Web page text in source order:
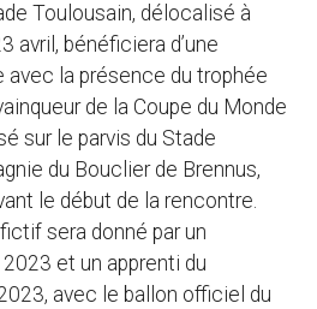
Toulousain, délocalisé à
avril, bénéficiera d’une
avec la présence du trophée
de la Coupe du Monde
sur le parvis du Stade
du Bouclier de Brennus,
le début de la rencontre.
sera donné par un
et un apprenti du
avec le ballon officiel du